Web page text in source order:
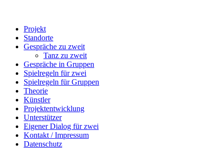
Projekt
Standorte
Gespräche zu zweit
Tanz zu zweit
Gespräche in Gruppen
Spielregeln für zwei
Spielregeln für Gruppen
Theorie
Künstler
Projektentwicklung
Unterstützer
Eigener Dialog für zwei
Kontakt / Impressum
Datenschutz